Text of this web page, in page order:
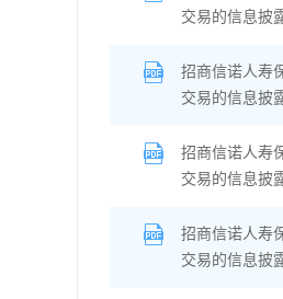
交易的信息披
招商信诺人寿
交易的信息披
招商信诺人寿
交易的信息披
招商信诺人寿
交易的信息披